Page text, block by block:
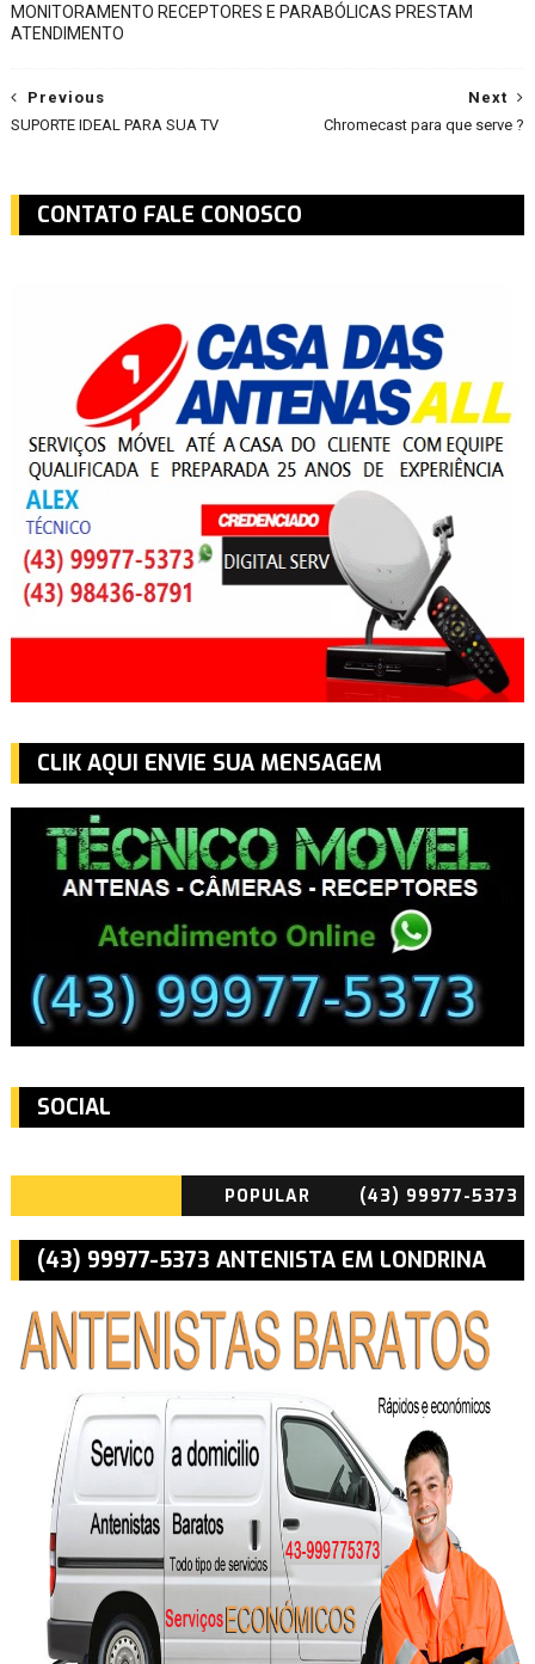
MONITORAMENTO RECEPTORES E PARABÓLICAS PRESTAM
ATENDIMENTO
Next
Chromecast para que serve ?
Previous
SUPORTE IDEAL PARA SUA TV
CONTATO FALE CONOSCO
CLIK AQUI ENVIE SUA MENSAGEM
SOCIAL
POPULAR
(43) 99977-5373
ANTENISTA
BARATO EM
LONDRINA CAMBÉ
ROLÂNDIA PR
(43) 99977-5373 ANTENISTA EM LONDRINA